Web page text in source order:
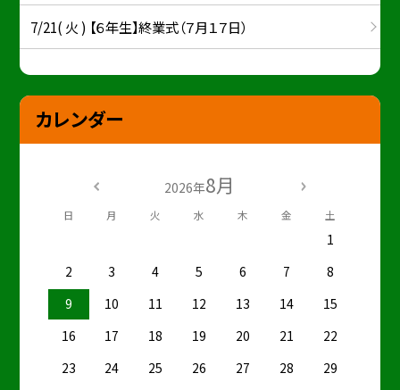
7/21( 火 ) 【６年生】終業式（７月１７日）
カレンダー
2026年8月
日 月 火 水 木 金 土
1
2
3 4 5 6 7
8
9
10 11 12 13 14
15
16
17 18 19 20 21
22
23
24 25 26 27 28
29